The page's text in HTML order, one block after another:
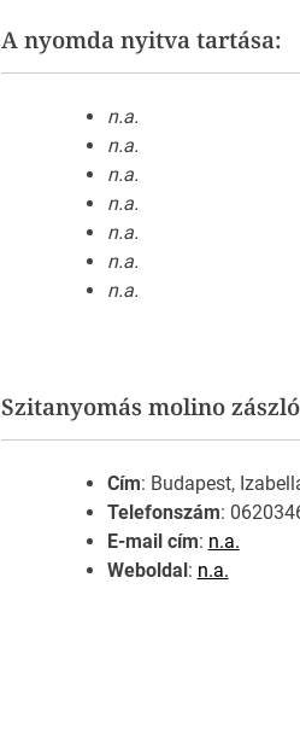
A nyomda nyitva tartása:
n.a.
n.a.
n.a.
n.a.
n.a.
n.a.
n.a.
Szitanyomás molino
Cím: Budapest,
Telefonszám:
E-mail cím: n.a.
Weboldal: n.a.